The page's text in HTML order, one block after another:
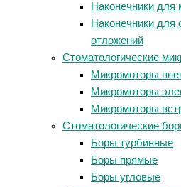
Наконечники для
Наконечники для
отложений
Стоматологические
Микромоторы
Микромоторы
Микромоторы
Стоматологические
Боры турбинные
Боры прямые
Боры угловые